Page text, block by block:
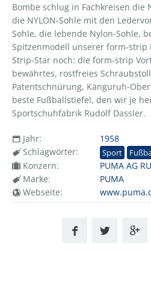
Bombe schlug in Fachkreisen die
die NYLON-Sohle mit den
Sohle, die lebende Nylon-Sohle,
Spitzenmodell unserer form-strip
Strip-Star noch: die form-strip
bewährtes, rostfreies
Patentschnürung, Känguruh-
beste Fußballstiefel, den wir je
Sportschuhfabrik Rudolf Dassler.
Jahr:
1958
Schlagwörter:
Sport
Konzern:
PUMA AG
Marke:
PUMA
Webseite: